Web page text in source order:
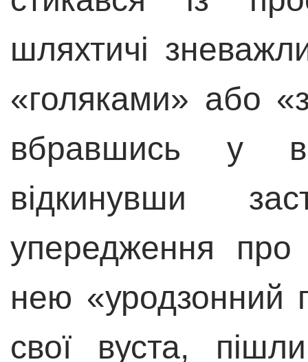
шляхтичі
«голяками» або
вбравшись у
відкинувши
упередження
нею «уродзонний
свої вуста,